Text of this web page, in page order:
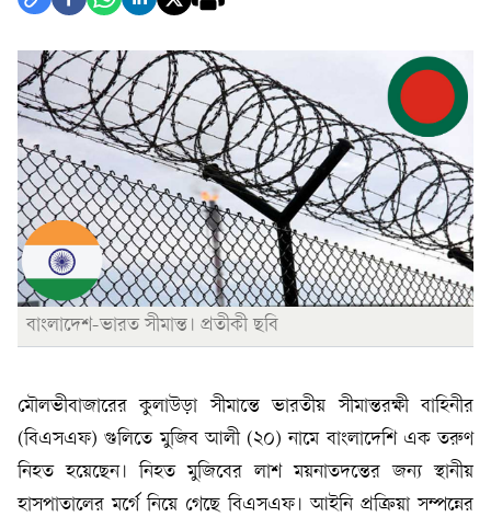
বাংলাদেশ-ভারত সীমান্ত। প্রতীকী ছবি
মৌলভীবাজারের কুলাউড়া সীমান্তে ভারতীয় সীমান্তরক্ষী বাহিনীর
(বিএসএফ) গুলিতে মুজিব আলী (২০) নামে বাংলাদেশি এক তরুণ
নিহত হয়েছেন। নিহত মুজিবের লাশ ময়নাতদন্তের জন্য স্থানীয়
হাসপাতালের মর্গে নিয়ে গেছে বিএসএফ। আইনি প্রক্রিয়া সম্পন্নের